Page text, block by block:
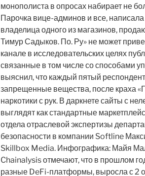
монополиста в опросах набирает не
Парочка вице-админов и все,
владелица одного из магазинов,
Тимур Садыков. По. Ру» не может
канале в исследовательских целях
связанные в том числе со способами
выяснил, что каждый пятый
запрещенные вещества, после краха
наркотики с рук. В даркнете сайты с
выглядят как стандартные
отдела отраслевой экспертизы
безопасности в компании Softline
Skillbox Media. Инфографика: Майя
Chainalysis отмечают, что в прошлом
разные DeFi-платформы, выросла с 2